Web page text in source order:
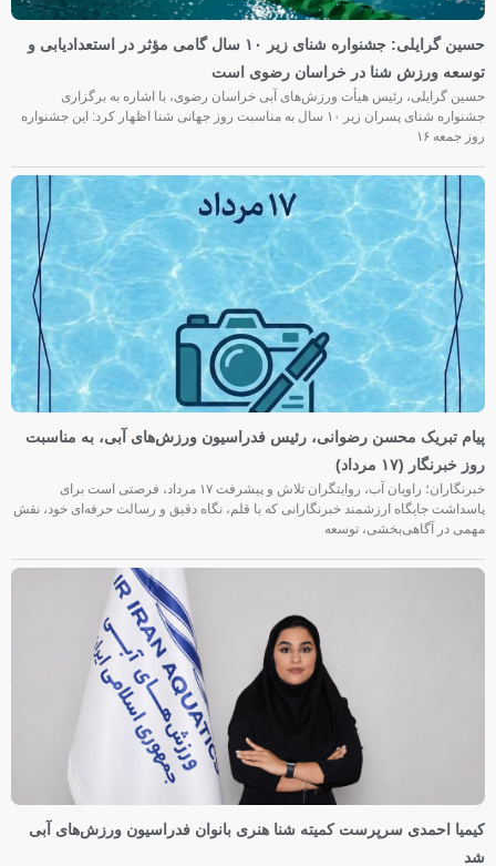
حسین گرایلی: جشنواره شنای زیر ۱۰ سال گامی مؤثر در استعدادیابی و
توسعه ورزش شنا در خراسان رضوی است
حسین گرایلی، رئیس هیأت ورزش‌های آبی خراسان رضوی، با اشاره به برگزاری
جشنواره شنای پسران زیر ۱۰ سال به مناسبت روز جهانی شنا اظهار کرد: این جشنواره
روز جمعه‌ ۱۶
پیام تبریک محسن رضوانی، رئیس فدراسیون ورزش‌های آبی، به مناسبت
روز خبرنگار (۱۷ مرداد)
خبرنگاران؛ راویان آب، روایتگران تلاش و پیشرفت ۱۷ مرداد، فرصتی است برای
پاسداشت جایگاه ارزشمند خبرنگارانی که با قلم، نگاه دقیق و رسالت حرفه‌ای خود، نقش
مهمی در آگاهی‌بخشی، توسعه
کیمیا احمدی سرپرست کمیته شنا هنری بانوان فدراسیون ورزش‌های آبی
شد